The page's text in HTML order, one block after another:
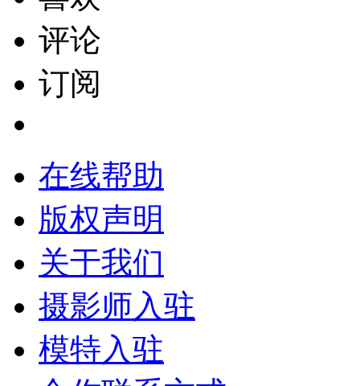
评论
订阅
在线帮助
版权声明
关于我们
摄影师入驻
模特入驻